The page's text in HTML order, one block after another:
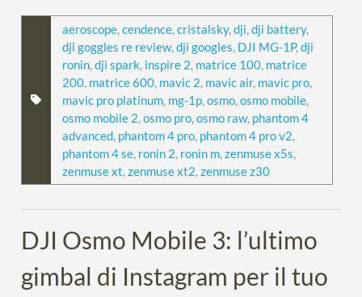
aeroscope,cendence,cristalsky,dji,dji battery,
dji goggles re review,dji googles, DJI MG-1P,dji
ronin,dji spark, inspire 2, matrice 100, matrice
200, matrice 600, mavic 2, mavic air, mavic pro,
mavic pro platinum, mg-1p,osmo,osmo mobile,
osmo mobile 2,osmo pro,osmo raw, phantom 4
advanced, phantom 4 pro, phantom 4 pro v2,
phantom 4 se, ronin 2, ronin m,zenmuse x5s,
zenmuse xt,zenmuse xt2,zenmuse z30
DJI Osmo Mobile 3: l’ultimo
gimbal di Instagram per il tuo